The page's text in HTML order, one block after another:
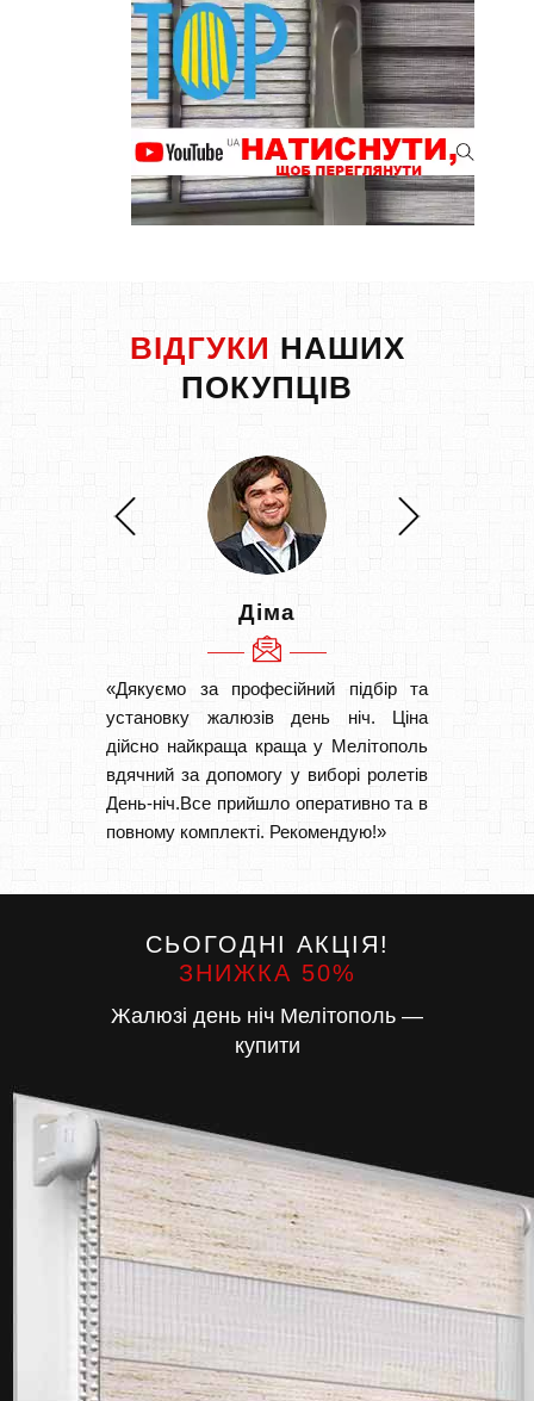
ВІДГУКИ НАШИХ
ПОКУПЦІВ
Діма
«Дякуємо за професійний підбір та
установку жалюзів день ніч. Ціна
дійсно найкраща краща у Мелітополь
вдячний за допомогу у виборі ролетів
День-ніч.Все прийшло оперативно та в
повному комплекті. Рекомендую!»
СЬОГОДНІ АКЦІЯ!
ЗНИЖКА 50%
Жалюзі день ніч Мелітополь —
купити